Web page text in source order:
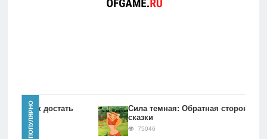
Главная
ПОПУЛЯРНО
Как достать
Сила темная: Обратная сторона
сказки
75046